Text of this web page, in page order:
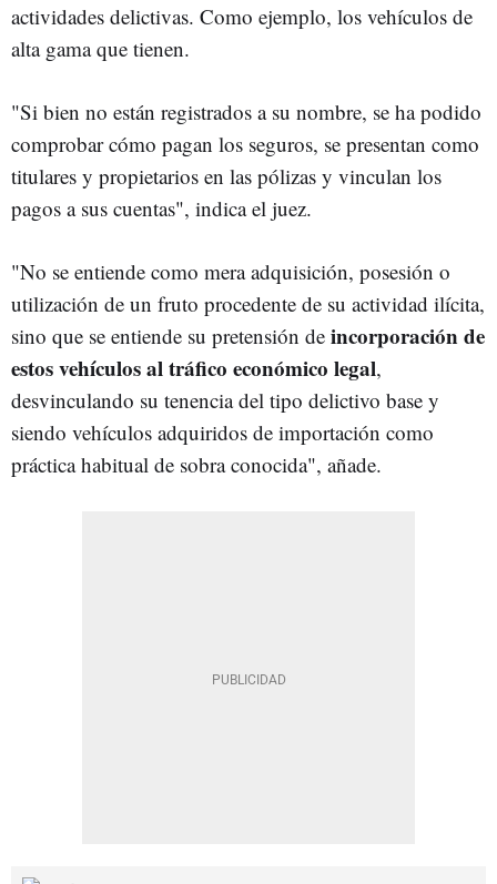
actividades delictivas. Como ejemplo, los vehículos de
alta gama que tienen.
"Si bien no están registrados a su nombre, se ha podido
comprobar cómo pagan los seguros, se presentan como
titulares y propietarios en las pólizas y vinculan los
pagos a sus cuentas", indica el juez.
"No se entiende como mera adquisición, posesión o
utilización de un fruto procedente de su actividad ilícita,
sino que se entiende su pretensión de incorporación de
estos vehículos al tráfico económico legal,
desvinculando su tenencia del tipo delictivo base y
siendo vehículos adquiridos de importación como
práctica habitual de sobra conocida", añade.